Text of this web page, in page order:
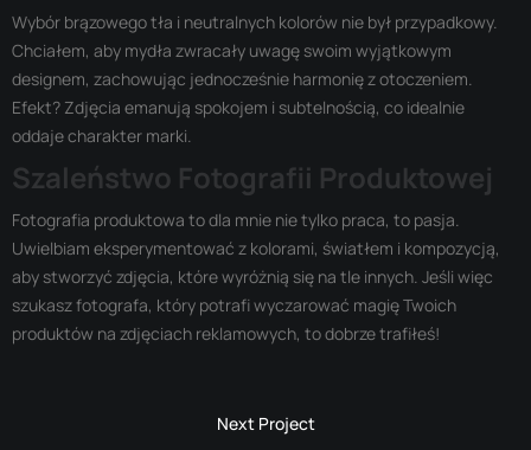
Wybór brązowego tła i neutralnych kolorów nie był przypadkowy.
Chciałem, aby mydła zwracały uwagę swoim wyjątkowym
designem, zachowując jednocześnie harmonię z otoczeniem.
Efekt? Zdjęcia emanują spokojem i subtelnością, co idealnie
oddaje charakter marki.
Szaleństwo Fotografii Produktowej
Fotografia produktowa to dla mnie nie tylko praca, to pasja.
Uwielbiam eksperymentować z kolorami, światłem i kompozycją,
aby stworzyć zdjęcia, które wyróżnią się na tle innych. Jeśli więc
szukasz fotografa, który potrafi wyczarować magię Twoich
produktów na zdjęciach reklamowych, to dobrze trafiłeś!